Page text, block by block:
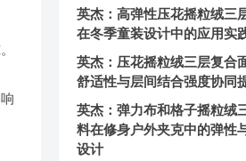
英杰：高弹性压花摇粒绒三
在冬季童装设计中的应用实
英杰：压花摇粒绒三层复合
舒适性与层间结合强度协同
英杰：弹力布和格子摇粒绒
料在修身户外夹克中的弹性
设计